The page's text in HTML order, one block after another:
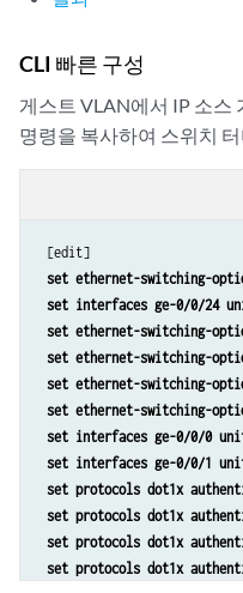
CLI 빠른 구성
게스트 VLAN에서 IP 소스
명령을 복사하여 스위치
[edit]
set ethernet-switching-
set interfaces ge-0/0/24
set ethernet-switching-
set ethernet-switching-
set ethernet-switching-
set ethernet-switching-
set interfaces ge-0/0/0
set interfaces ge-0/0/1
set protocols dot1x
set protocols dot1x
set protocols dot1x
set protocols dot1x